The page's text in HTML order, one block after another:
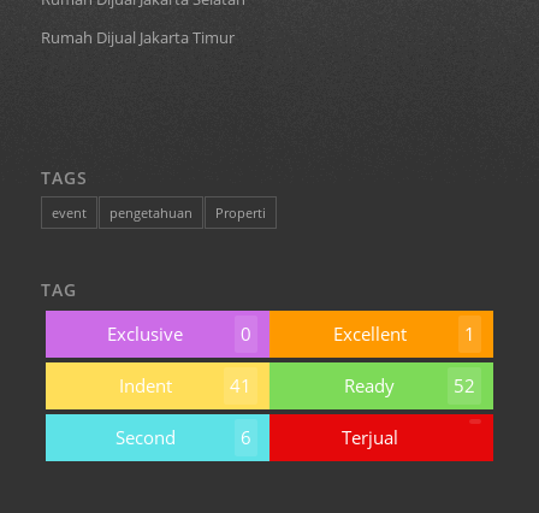
Rumah Dijual Jakarta Timur
TAGS
event pengetahuan Properti
TAG
Exclusive 0 Excellent 1
Indent 41 Ready 52
Second 6 Terjual